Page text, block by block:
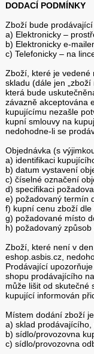
DODACÍ PODMÍNKY
Zboží bude
a) Elektronicky –
b) Elektronicky e-
c) Telefonicky – na
Zboží, které je vedené
skladu (dále jen
která bude
závazně akceptována
kupujícímu nezašle
kupní smlouvy na
nedohodne-li se
Objednávka (s
a) identifikaci
b) datum vystavení
c) číselné označení
d) specifikaci
e) požadovaný termín
f) kupní cenu zboží dle
g) požadované místo
h) požadovaný způsob
Zboží, které není v
eshop.asbis.cz,
Prodávající
shopu prodávajícího
může lišit od skutečné
kupující informován
Místem dodání zboží
a) sklad prodávajícího,
b) sídlo/provozovna
c) sídlo/provozovna